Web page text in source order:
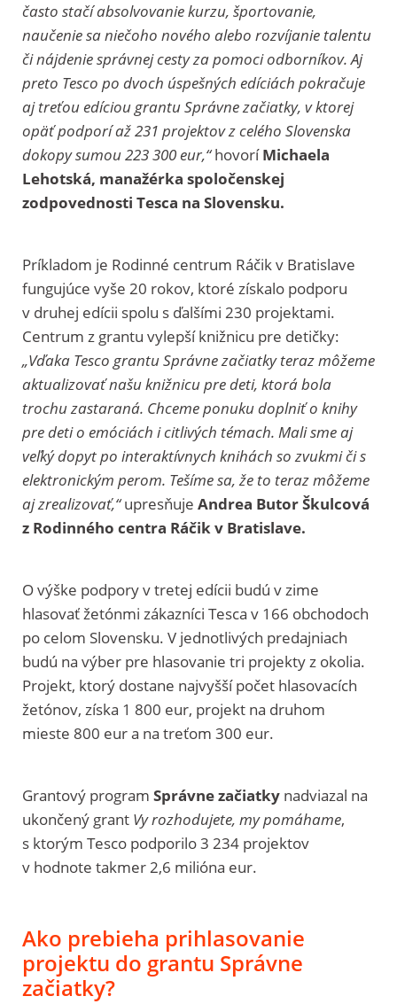
často stačí absolvovanie kurzu, športovanie,
naučenie sa niečoho nového alebo rozvíjanie talentu
či nájdenie správnej cesty za pomoci odborníkov. Aj
preto Tesco po dvoch úspešných edíciách pokračuje
aj treťou edíciou grantu Správne začiatky, v ktorej
opäť podporí až 231 projektov z celého Slovenska
dokopy sumou 223 300 eur,“hovoríMichaela
Lehotská, manažérka spoločenskej
zodpovednosti Tesca na Slovensku.
Príkladom je Rodinné centrum Ráčik v Bratislave
fungujúce vyše 20 rokov, ktoré získalo podporu
v druhej edícii spolu s ďalšími 230 projektami.
Centrum z grantu vylepší knižnicu pre detičky:
„Vďaka Tesco grantu Správne začiatky teraz môžeme
aktualizovať našu knižnicu pre deti, ktorá bola
trochu zastaraná. Chceme ponuku doplniť o knihy
pre deti o emóciách i citlivých témach. Mali sme aj
veľký dopyt po interaktívnych knihách so zvukmi či s
elektronickým perom. Tešíme sa, že to teraz môžeme
aj zrealizovať,“upresňuje Andrea Butor Škulcová
z Rodinného centra Ráčik v Bratislave.
O výške podpory v tretej edícii budú v zime
hlasovať žetónmi zákazníci Tesca v 166 obchodoch
po celom Slovensku. V jednotlivých predajniach
budú na výber pre hlasovanie tri projekty z okolia.
Projekt, ktorý dostane najvyšší počet hlasovacích
žetónov, získa 1 800 eur, projekt na druhom
mieste 800 eur a na treťom 300 eur.
Grantový program Správne začiatky nadviazal na
ukončený grant Vy rozhodujete, my pomáhame,
s ktorým Tesco podporilo 3 234 projektov
v hodnote takmer 2,6 milióna eur.
Ako prebieha prihlasovanie
projektu do grantu Správne
začiatky?